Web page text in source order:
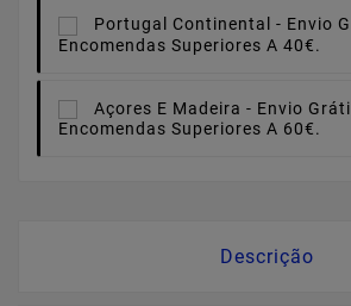
Portugal Continental - Envio
Encomendas Superiores A 40€.
Açores E Madeira - Envio
Encomendas Superiores A 60€.
Descrição